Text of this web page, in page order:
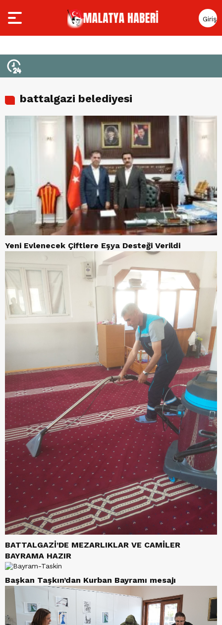
Giriş
Yap
battalgazi belediyesi
Yeni Evlenecek Çiftlere Eşya Desteği Verildi
BATTALGAZİ’DE MEZARLIKLAR VE CAMİLER
BAYRAMA HAZIR
Başkan Taşkın’dan Kurban Bayramı mesajı